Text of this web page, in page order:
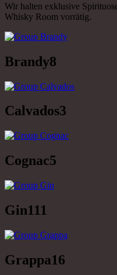
Wir halten exklusive
Whisky Room vorrätig.
Brandy8
Calvados3
Cognac5
Gin111
Grappa16